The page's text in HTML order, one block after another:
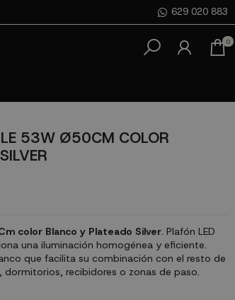
629 020 883
0
53W Ø50CM COLOR
color Blanco y Plateado Silver. Plafón LED
una iluminación homogénea y eficiente.
que facilita su combinación con el resto de
dormitorios, recibidores o zonas de paso.